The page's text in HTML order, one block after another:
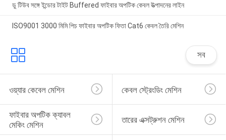
ডু টিউব সঙ্গে ইন্ডোর টাইট Buffered ফাইবার অপটিক কেবল উত্পাদনের লাইন
ISO9001 3000 মিমি পিচ ফাইবার অপটিক ফিতা Cat6 কেবল তৈরি মেশিন
সব
ওয়্যার কেবেল মেশিন কেবল স্ট্রেংডিং মেশিন
ফাইবার অপটিক ক্যাবল
মেকিং মেশিন
তারের এক্সট্রুশন মেশিন